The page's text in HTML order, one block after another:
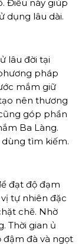
Điều này giúp
dụng lâu dài.
lâu đời tại
pháp
mắm giữ
nên thương
góp phần
Ba Làng.
tìm kiếm.
đạt độ đạm
tự nhiên đặc
chẽ. Nhờ
Thời gian ủ
đậm đà và ngọt